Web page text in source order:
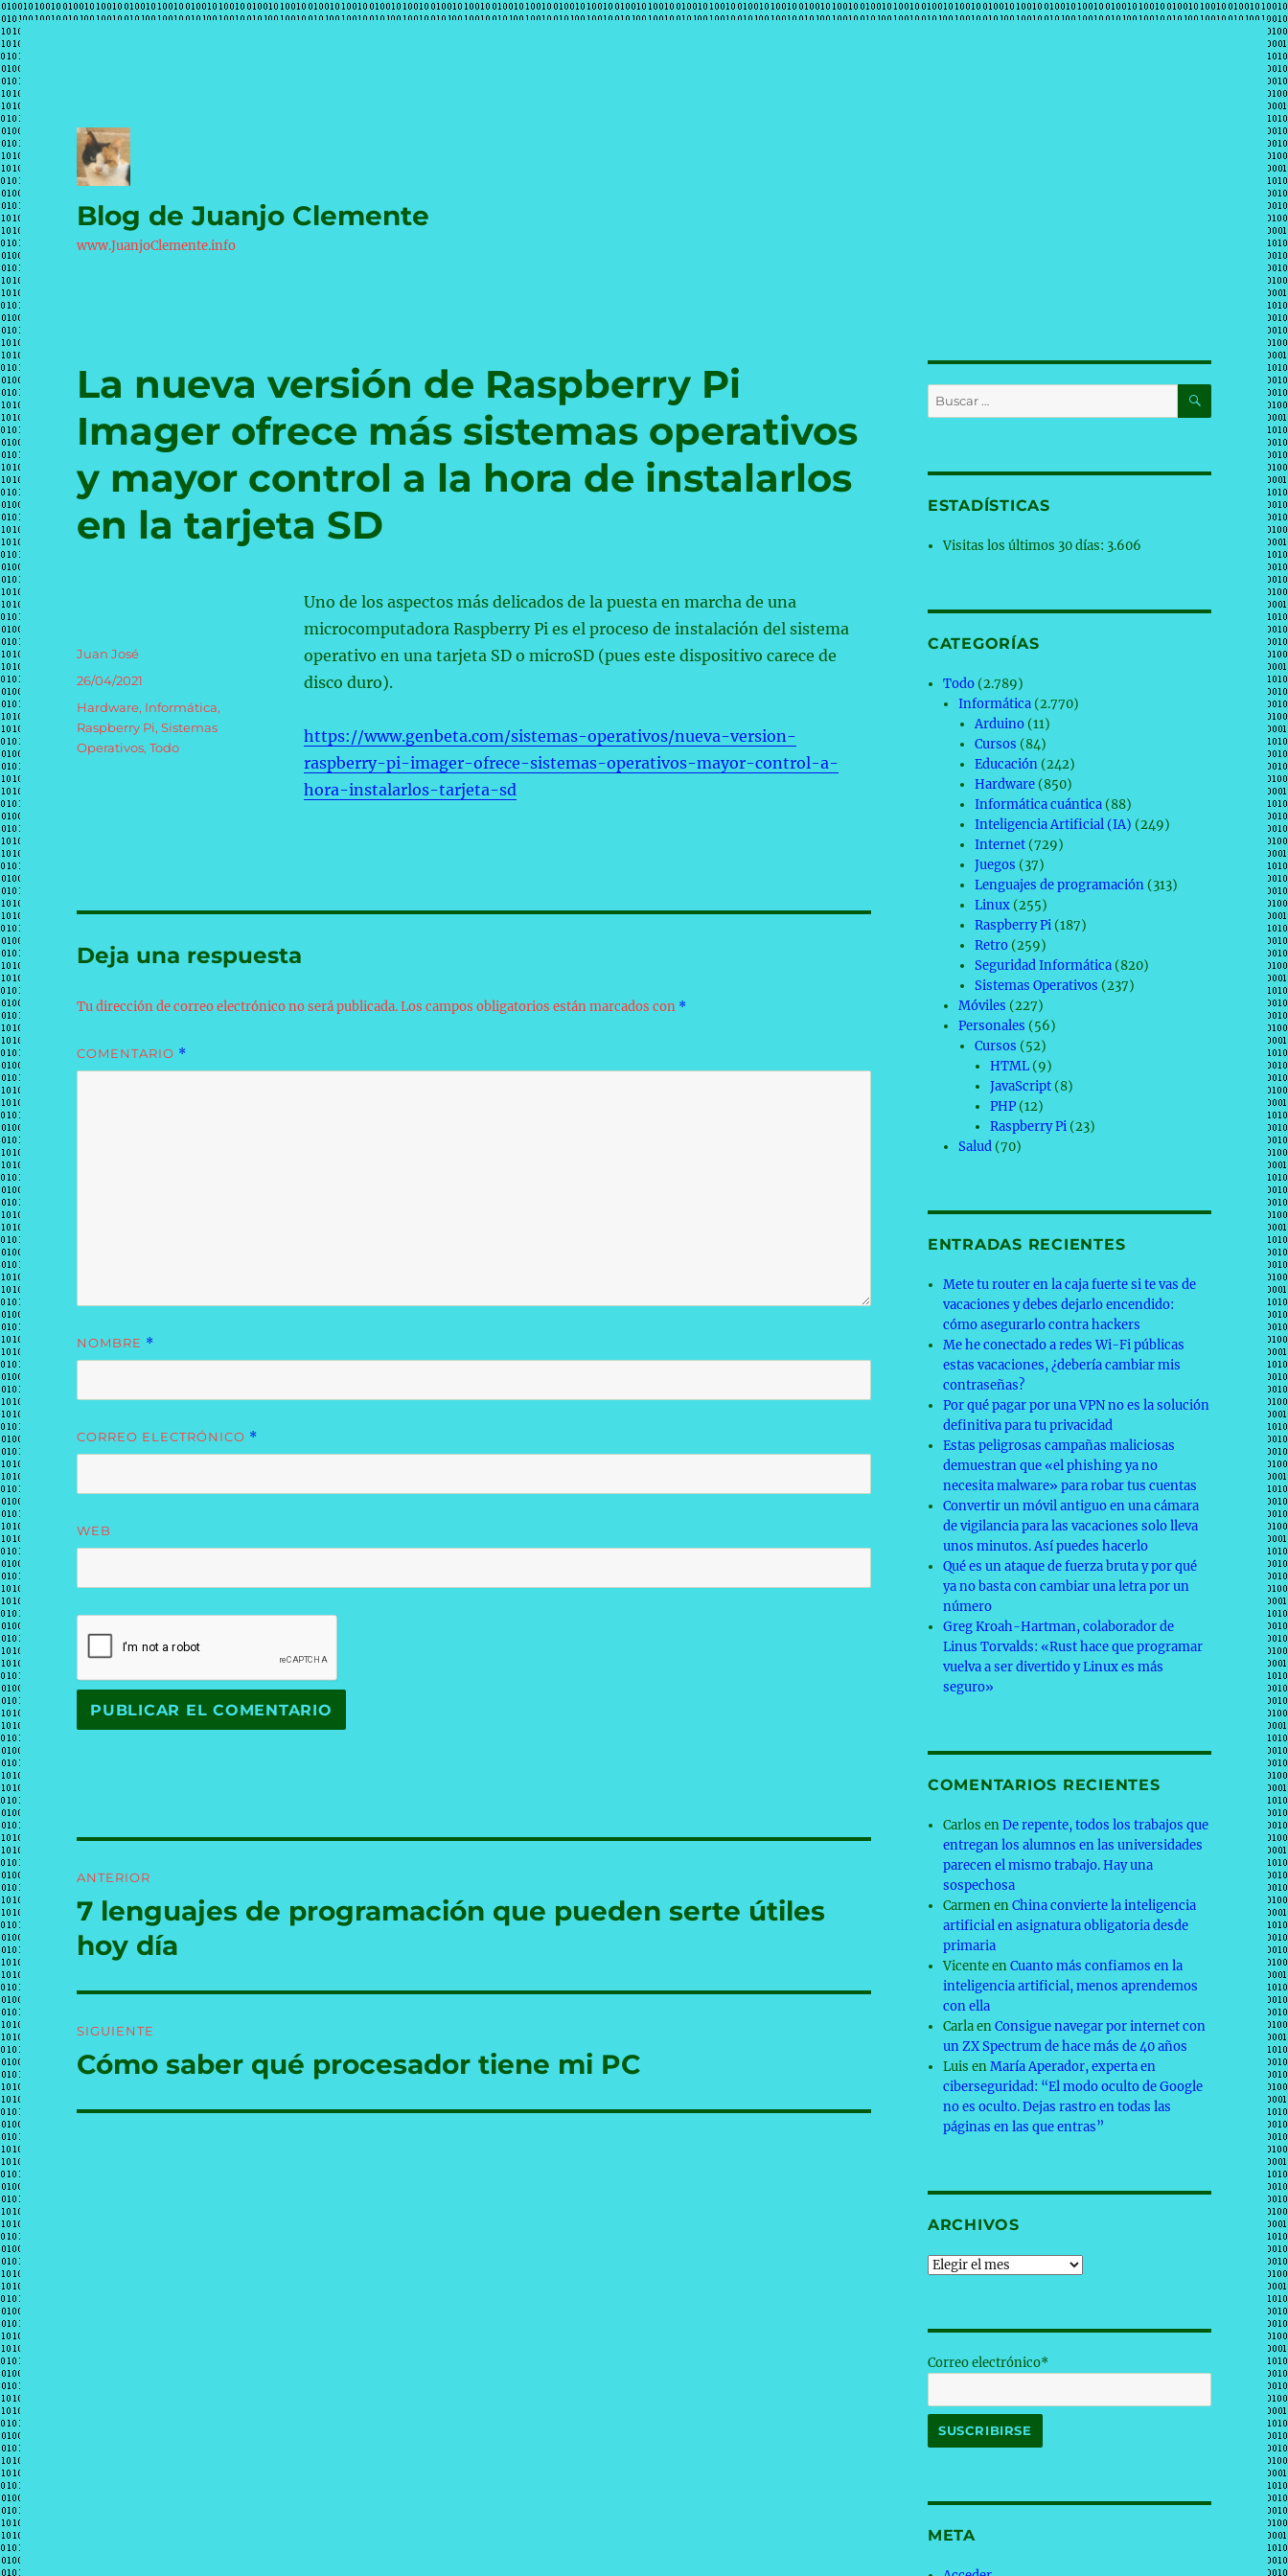
Blog de Juanjo Clemente
www.JuanjoClemente.info
La nueva versión de Raspberry Pi
Imager ofrece más sistemas operativos
y mayor control a la hora de instalarlos
en la tarjeta SD
Uno de los aspectos más delicados de la puesta en marcha de una
microcomputadora Raspberry Pi es el proceso de instalación del sistema
operativo en una tarjeta SD o microSD (pues este dispositivo carece de
disco duro).
https://www.genbeta.com/sistemas-operativos/nueva-version-
raspberry-pi-imager-ofrece-sistemas-operativos-mayor-control-a-
hora-instalarlos-tarjeta-sd
Autor
Juan José
Publicado
26/04/2021
Categorías
Hardware, Informática,
Raspberry Pi,Sistemas
Operativos,Todo
Deja una respuesta
Tu dirección de correo electrónico no será publicada.Los campos obligatorios están marcados con *
COMENTARIO *
NOMBRE *
CORREO ELECTRÓNICO *
WEB
de
entradas
ANTERIOR
Entrada
anterior:
7 lenguajes de programación que pueden serte útiles
hoy día
SIGUIENTE
Entrada
Cómo saber qué procesador tiene mi PC
Buscar
por:
BUSCAR
ESTADÍSTICAS
Visitas los últimos 30 días: 3.606
CATEGORÍAS
Todo (2.789)
Informática (2.770)
Arduino(11)
Cursos (84)
Educación(242)
Hardware(850)
Informática cuántica(88)
Inteligencia Artificial (IA) (249)
Internet(729)
Juegos (37)
Lenguajes de programación(313)
Linux(255)
Raspberry Pi(187)
Retro(259)
Seguridad Informática(820)
Sistemas Operativos (237)
Móviles (227)
Personales (56)
Cursos (52)
HTML(9)
JavaScript(8)
PHP(12)
Raspberry Pi(23)
Salud (70)
ENTRADAS RECIENTES
Mete tu router en la caja fuerte si te vas de
vacaciones y debes dejarlo encendido:
cómo asegurarlo contra hackers
Me he conectado a redes Wi-Fi públicas
estas vacaciones, ¿debería cambiar mis
contraseñas?
Por qué pagar por una VPN no es la solución
definitiva para tu privacidad
Estas peligrosas campañas maliciosas
demuestran que «el phishing ya no
necesita malware» para robar tus cuentas
Convertir un móvil antiguo en una cámara
de vigilancia para las vacaciones solo lleva
unos minutos. Así puedes hacerlo
Qué es un ataque de fuerza bruta y por qué
ya no basta con cambiar una letra por un
número
Greg Kroah-Hartman, colaborador de
Linus Torvalds: «Rust hace que programar
vuelva a ser divertido y Linux es más
seguro»
COMENTARIOS RECIENTES
Carlos enDe repente, todos los trabajos que
entregan los alumnos en las universidades
parecen el mismo trabajo. Hay una
sospechosa
CarmenenChina convierte la inteligencia
artificial en asignatura obligatoria desde
primaria
VicenteenCuanto más confiamos en la
inteligencia artificial, menos aprendemos
con ella
CarlaenConsigue navegar por internet con
un ZX Spectrum de hace más de 40 años
Luis enMaría Aperador, experta en
ciberseguridad: “El modo oculto de Google
no es oculto. Dejas rastro en todas las
páginas en las que entras”
ARCHIVOS
Archivos
Correo electrónico*
META